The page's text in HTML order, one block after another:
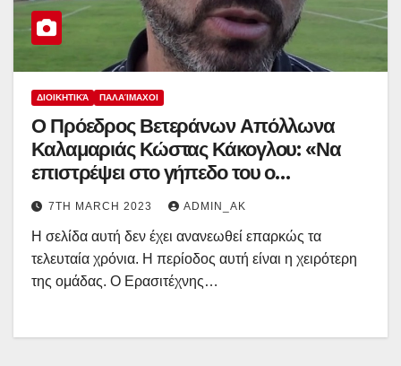
ΔΙΟΙΚΗΤΙΚΆ ΠΑΛΑΊΜΑΧΟΙ
Ο Πρόεδρος Βετεράνων Απόλλωνα
Καλαμαριάς Κώστας Κάκογλου: «Να
επιστρέψει στο γήπεδο του ο
Απόλλων»
7TH MARCH 2023 ADMIN_AK
Η σελίδα αυτή δεν έχει ανανεωθεί επαρκώς τα
τελευταία χρόνια. Η περίοδος αυτή είναι η χειρότερη
της ομάδας. Ο Ερασιτέχνης…